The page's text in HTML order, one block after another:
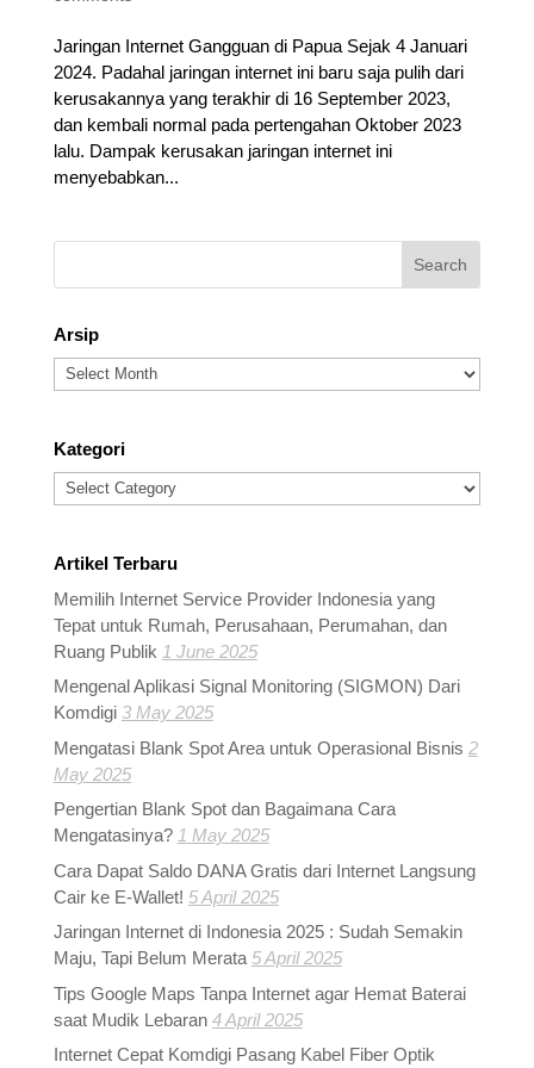
Jaringan Internet Gangguan di Papua Sejak 4 Januari
2024. Padahal jaringan internet ini baru saja pulih dari
kerusakannya yang terakhir di 16 September 2023,
dan kembali normal pada pertengahan Oktober 2023
lalu. Dampak kerusakan jaringan internet ini
menyebabkan...
Arsip
Arsip
Kategori
Kategori
Artikel Terbaru
Memilih Internet Service Provider Indonesia yang
Tepat untuk Rumah, Perusahaan, Perumahan, dan
Ruang Publik 1 June 2025
Mengenal Aplikasi Signal Monitoring (SIGMON) Dari
Komdigi 3 May 2025
Mengatasi Blank Spot Area untuk Operasional Bisnis 2
May 2025
Pengertian Blank Spot dan Bagaimana Cara
Mengatasinya? 1 May 2025
Cara Dapat Saldo DANA Gratis dari Internet Langsung
Cair ke E-Wallet! 5 April 2025
Jaringan Internet di Indonesia 2025 : Sudah Semakin
Maju, Tapi Belum Merata 5 April 2025
Tips Google Maps Tanpa Internet agar Hemat Baterai
saat Mudik Lebaran 4 April 2025
Internet Cepat Komdigi Pasang Kabel Fiber Optik